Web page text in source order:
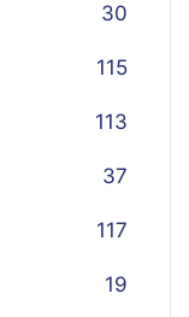
30
115
113
37
117
19